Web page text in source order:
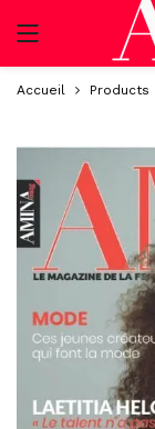
Accueil Products